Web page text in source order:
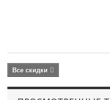
Все скидки